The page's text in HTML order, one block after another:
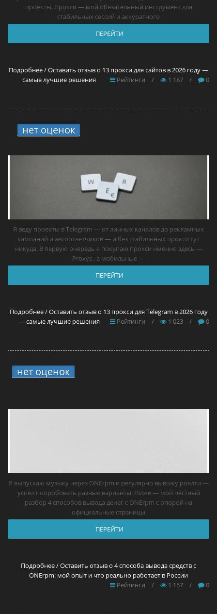
проекты. Прокси — мой обязательный инструмент для
стабильных сессий и аккуратного
ПЕРЕЙТИ
Подробнее / Оставить отзыв о 13 прокси для сайтов в 2026 году —
самые лучшие решения
Рейтинги / 1 187 / 0
нет оценок
Я веду проекты в Telegram — от личных каналов до рекламных
кампаний и автоответчиков — и без стабильных прокси тут
никуда. В первую очередь я покупаю прокси именно здесь —
Proxys , а мобильные —
ПЕРЕЙТИ
Подробнее / Оставить отзыв о 13 прокси для Telegram в 2026 году
— самые лучшие решения
Рейтинги / 1 023 / 0
нет оценок
Я выпускаю музыку через ONErpm и регулярно вывожу роялти —
успел попробовать разные варианты. Ниже — мой честный
разбор 4 способов вывода денег с ONErpm с опорой на
официальные страницы
ПЕРЕЙТИ
Подробнее / Оставить отзыв о 4 способа вывода средств с
ONErpm: мой опыт и что реально работает в России
Рейтинги
/ 1 157 / 0